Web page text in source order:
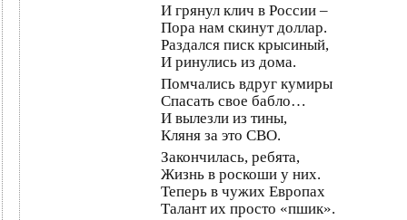
И грянул клич в России –
Пора нам скинут доллар.
Раздался писк крысиный,
И ринулись из дома.
Помчались вдруг кумиры
Спасать свое бабло…
И вылезли из тины,
Кляня за это СВО.
Закончилась, ребята,
Жизнь в роскоши у них.
Теперь в чужих Европах
Талант их просто «пшик».